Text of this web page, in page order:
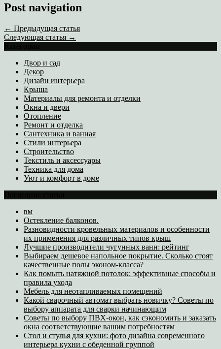
Post navigation
← Предыдущая статья
Следующая статья →
Двор и сад
Декор
Дизайн интерьера
Крыша
Материалы для ремонта и отделки
Окна и двери
Отопление
Ремонт и отделка
Сантехника и ванная
Стили интерьера
Строительство
Текстиль и аксессуары
Техника для дома
Уют и комфорт в доме
вм
Остекление балконов.
Разновидности кровельных материалов и особенности
их применения для различных типов крыш
Лучшие производители чугунных ванн: рейтинг
Выбираем дешевое напольное покрытие. Сколько стоят
качественные полы эконом-класса?
Как помыть натяжной потолок: эффективные способы и
правила ухода
Мебель для неотапливаемых помещений
Какой сварочный автомат выбрать новичку? Советы по
выбору аппарата для сварки начинающим
Советы по выбору ПВХ-окон, как сэкономить и заказать
окна соответствующие вашим потребностям
Стол и стулья для кухни: фото дизайна современного
интерьера кухни с обеденной группой